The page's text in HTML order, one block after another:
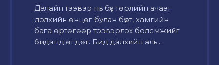
Далайн тээвэр нь бүх төрлийн ачааг
дэлхийн өнцөг булан бүрт, хамгийн
бага өртөгөөр тээвэрлэх боломжийг
бидэнд өгдөг. Бид дэлхийн аль...